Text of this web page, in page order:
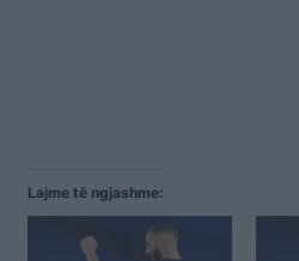
Lajme të ngjashme: